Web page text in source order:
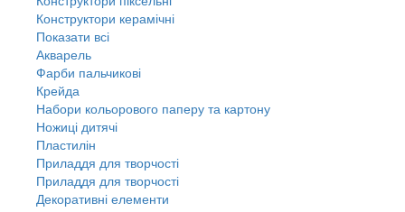
Конструктори керамічні
Показати всі
Акварель
Фарби пальчикові
Крейда
Набори кольорового паперу та картону
Ножиці дитячі
Пластилін
Приладдя для творчості
Приладдя для творчості
Декоративні елементи